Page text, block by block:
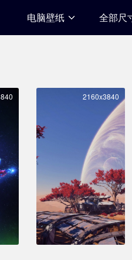
电脑壁纸 全部尺
2160x3840